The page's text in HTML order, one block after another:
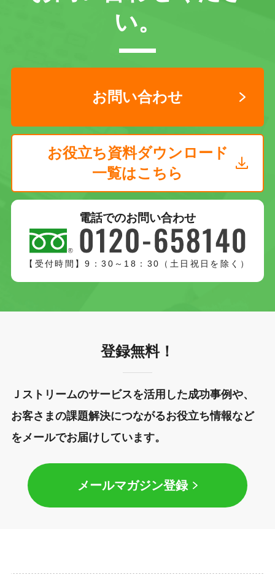
い。
お問い合わせ
お役立ち資料ダウンロード
一覧はこちら
電話でのお問い合わせ
【受付時間】9：30～18：30（土日祝日を除く）
登録無料！
Ｊストリームのサービスを活用した成功事例や、
お客さまの課題解決につながるお役立ち情報など
をメールでお届けしています。
メールマガジン登録